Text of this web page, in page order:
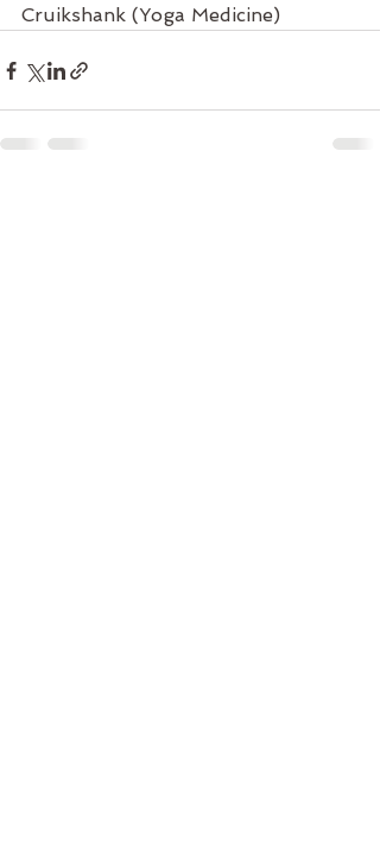
Cruikshank (Yoga Medicine)